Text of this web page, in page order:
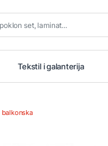
Tekstil i galanterija
balkonska